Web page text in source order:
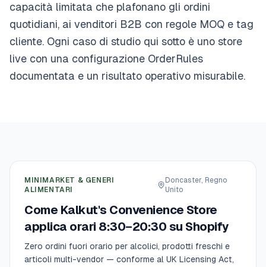
capacità limitata che plafonano gli ordini
quotidiani, ai venditori B2B con regole MOQ e tag
cliente. Ogni caso di studio qui sotto è uno store
live con una configurazione OrderRules
documentata e un risultato operativo misurabile.
MINIMARKET & GENERI
ALIMENTARI
·
Doncaster, Regno
Unito
Come Kalkut's Convenience Store
applica orari 8:30–20:30 su Shopify
Zero ordini fuori orario per alcolici, prodotti freschi e
articoli multi-vendor — conforme al UK Licensing Act,